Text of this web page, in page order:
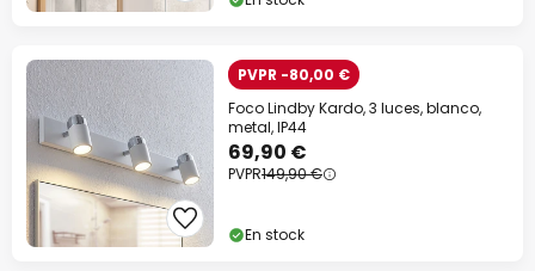
PVPR -80,00 €
Foco Lindby Kardo, 3 luces, blanco,
metal, IP44
69,90 €
PVPR149,90 €
En stock